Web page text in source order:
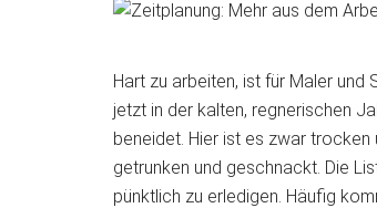
Hart zu arbeiten, ist für Maler und
jetzt in der kalten, regnerischen
beneidet. Hier ist es zwar trocken
getrunken und geschnackt. Die
pünktlich zu erledigen. Häufig